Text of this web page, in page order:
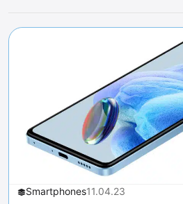
Smartphones11.04.23